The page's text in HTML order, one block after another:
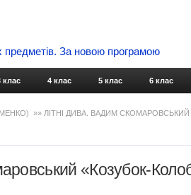
предметів. За новою програмою
клас 4 клас 5 клас 6 клас
»» ЛІТНІ ДИВА. ВАДИМ
«Козубок-